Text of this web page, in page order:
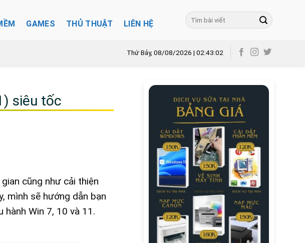
GAMES THỦ THUẬT LIÊN HỆ
Thứ Bảy, 08/08/2026 | 02:43:03
siêu tốc
cũng như cải thiện
mình sẽ hướng dẫn bạn
Win 7, 10 và 11.